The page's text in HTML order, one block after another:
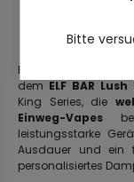
Bitte
Erleben Sie
dem ELF BAR
King Series, die
Einweg-Vapes
leistungsstarke
Ausdauer und ein
personalisiertes